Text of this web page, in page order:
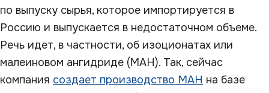
по выпуску сырья, которое импортируется в
Россию и выпускается в недостаточном объеме.
Речь идет, в частности, об изоционатах или
малеиновом ангидриде (МАН). Так, сейчас
компания создает производство МАН на базе